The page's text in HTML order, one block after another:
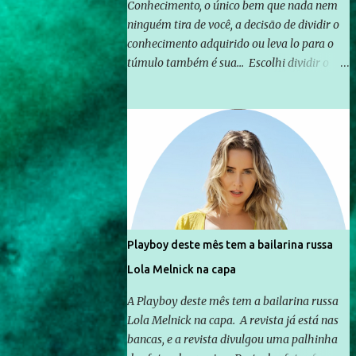
Conhecimento, o único bem que nada nem
ninguém tira de você, a decisão de dividir o
conhecimento adquirido ou leva lo para o
túmulo também é sua... Escolhi dividir o
mais e mais pessoas terem acesso a
educação e ao conhecimento. Não sou
Professor, a mais nobre das profissões, mas
tento ser um empreendedor da
comunicação, que além de informação
cotidiana, corriqueira e cada vez mais
preocupantes, do tipo que você já esta
acostumado a ver neste espaço, vou
trabalhar a ideia que possibilite distribuir
consistente a riqueza do conhecimento...
Exemplo: o cidadão brasileiro não precisa só
ser informado sobre operações da Lava Jato,
Playboy deste mês tem a bailarina russa
Lola Melnick na capa
A Playboy deste mês tem a bailarina russa
Lola Melnick na capa. A revista já está nas
bancas, e a revista divulgou uma palhinha